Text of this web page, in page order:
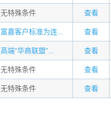
无特殊条件 查看
富嘉客户标准为连... 查看
高端“华商联盟”... 查看
无特殊条件 查看
无特殊条件 查看